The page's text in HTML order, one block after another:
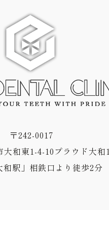
〒242-0017
和東1-4-10プラウド大和
和駅」相鉄口より徒歩2分